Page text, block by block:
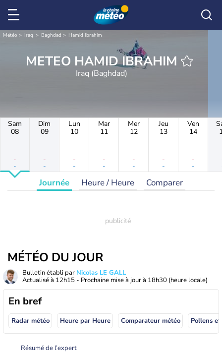
Météo Iraq Baghdad Hamid Ibrahim
METEO HAMID IBRAHIM
Iraq (Baghdad)
Sam
08
-
-
Dim
09
-
-
Lun
10
-
-
Mar
11
-
-
Mer
12
-
-
Jeu
13
-
-
Ven
14
-
-
Journée Heure / Heure Comparer
MÉTÉO DU JOUR
Bulletin établi par Nicolas LE GALL
Actualisé à 12h15 - Prochaine mise à jour à 18h30 (heure locale)
En bref
Radar météo Heure par Heure Comparateur météo Pollens
Résumé de l’expert